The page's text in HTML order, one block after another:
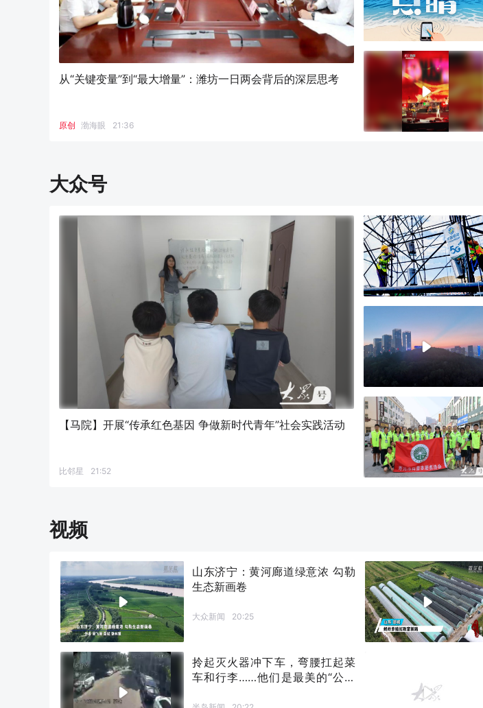
从“关键变量”到“最大增量”：潍坊一日两会背后的深层思考
原创 渤海眼 21:36
大众号
【马院】开展“传承红色基因 争做新时代青年”社会实践活动
比邻星 21:52
视频
山东济宁：黄河廊道绿意浓 勾勒
生态新画卷
大众新闻 20:25
拎起灭火器冲下车，弯腰扛起菜
车和行李……他们是最美的“公交